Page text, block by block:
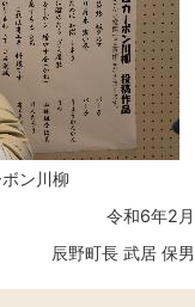
ン川柳
令和6年2月
辰野町長 武居 保男